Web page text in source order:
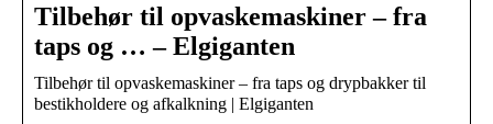
Tilbehør til opvaskemaskiner – fra
taps og … – Elgiganten
Tilbehør til opvaskemaskiner – fra taps og drypbakker til
bestikholdere og afkalkning | Elgiganten